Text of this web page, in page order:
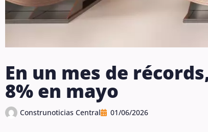
En un mes de
8% en mayo
Construnoticias Central 01/06/2026